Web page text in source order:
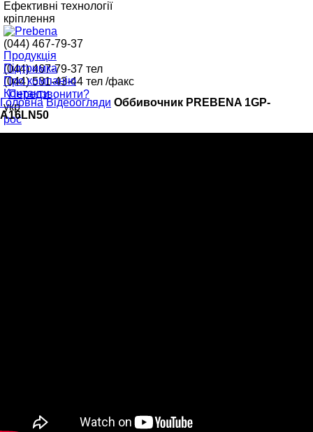
Ефективні технології
кріплення
(044) 467-79-37
(044) 467-79-37 тел
(044) 531-43-44 тел /факс
Передзвонити?
укр
рос
Продукція
Підтримка
Про компанію
Контакти
Головна Відеоогляди Оббивочник PREBENA 1GP-
A16LN50